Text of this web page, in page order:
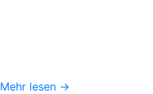
Mehr lesen →